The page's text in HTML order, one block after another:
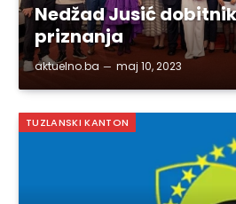
Nedžad Jusić
priznanja
aktuelno.ba maj 10, 2023
TUZLANSKI KANTON